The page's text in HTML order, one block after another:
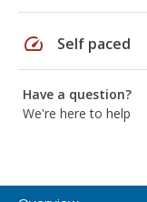
speed Self paced
Have a question?
We're here to help